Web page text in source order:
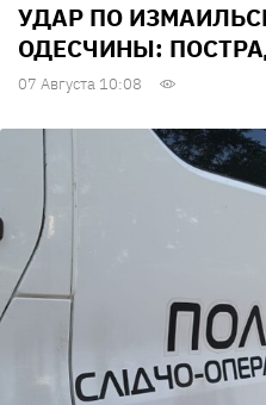
УДАР ПО
ОДЕСЧИНЫ:
07 Августа 10:08